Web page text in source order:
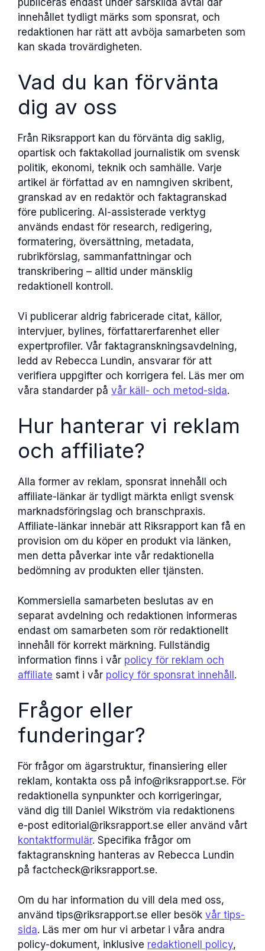
innehållet tydligt märks som sponsrat, och
redaktionen har rätt att avböja samarbeten som
kan skada trovärdigheten.
Vad du kan förvänta
dig av oss
Från Riksrapport kan du förvänta dig saklig,
opartisk och faktakollad journalistik om svensk
politik, ekonomi, teknik och samhälle. Varje
artikel är författad av en namngiven skribent,
granskad av en redaktör och faktagranskad
före publicering. AI-assisterade verktyg
används endast för research, redigering,
formatering, översättning, metadata,
rubrikförslag, sammanfattningar och
transkribering – alltid under mänsklig
redaktionell kontroll.
Vi publicerar aldrig fabricerade citat, källor,
intervjuer, bylines, författarerfarenhet eller
expertprofiler. Vår faktagranskningsavdelning,
ledd av Rebecca Lundin, ansvarar för att
verifiera uppgifter och korrigera fel. Läs mer om
våra standarder på vår käll- och metod-sida.
Hur hanterar vi reklam
och affiliate?
Alla former av reklam, sponsrat innehåll och
affiliate-länkar är tydligt märkta enligt svensk
marknadsföringslag och branschpraxis.
Affiliate-länkar innebär att Riksrapport kan få en
provision om du köper en produkt via länken,
men detta påverkar inte vår redaktionella
bedömning av produkten eller tjänsten.
Kommersiella samarbeten beslutas av en
separat avdelning och redaktionen informeras
endast om samarbeten som rör redaktionellt
innehåll för korrekt märkning. Fullständig
information finns i vår policy för reklam och
affiliate samt i vår policy för sponsrat innehåll.
Frågor eller
funderingar?
För frågor om ägarstruktur, finansiering eller
reklam, kontakta oss på info@riksrapport.se. För
redaktionella synpunkter och korrigeringar,
vänd dig till Daniel Wikström via redaktionens
e-post editorial@riksrapport.se eller använd vårt
kontaktformulär. Specifika frågor om
faktagranskning hanteras av Rebecca Lundin
på factcheck@riksrapport.se.
Om du har information du vill dela med oss,
använd tips@riksrapport.se eller besök vår tips-
sida. Läs mer om hur vi arbetar i våra andra
policy-dokument, inklusive redaktionell policy,